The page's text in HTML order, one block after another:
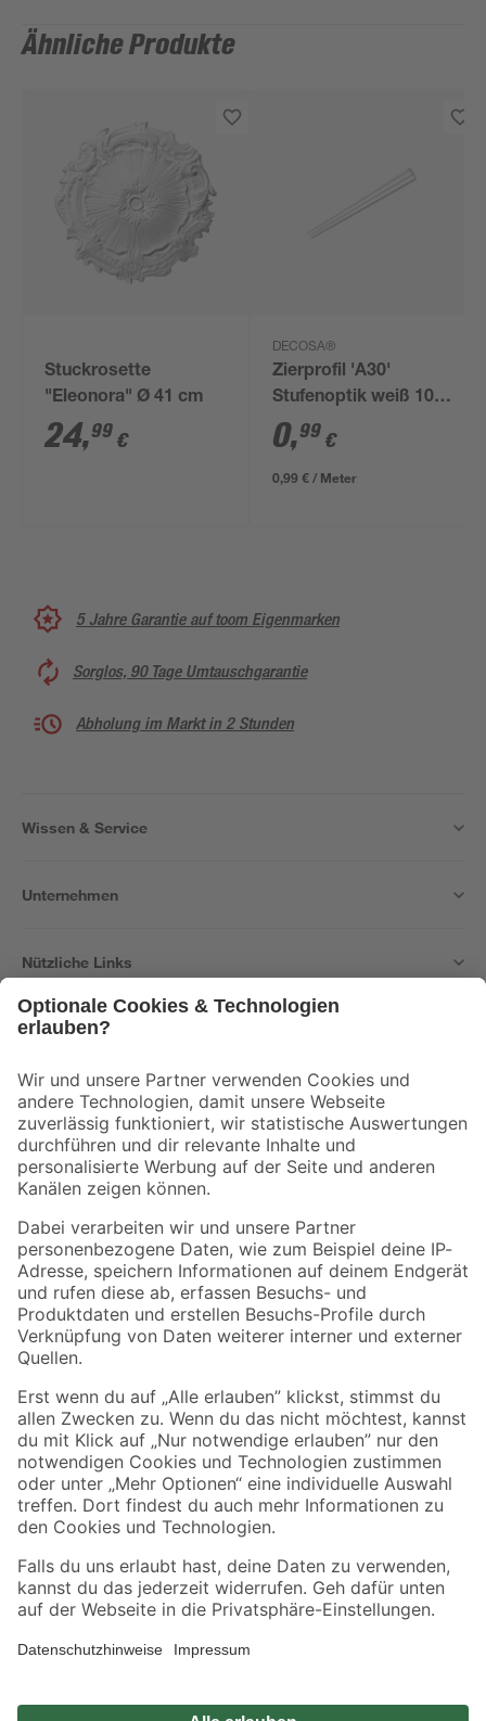
Ähnliche Produkte
Stuckrosette
"Eleonora" Ø 41 cm
24,99 €
DECOSA®
Zierprofil 'A30'
Stufenoptik weiß 100
x 2 x 3 cm
0,99 €
0,99 € / Meter
5 Jahre Garantie auf toom Eigenmarken
Sorglos, 90 Tage Umtauschgarantie
Abholung im Markt in 2 Stunden
Wissen & Service
Unternehmen
Nützliche Links
Der toom Newsletter: Keine Angebote und Aktionen mehr verpassen!
Zur Newsletter Anmeldung
Folge uns
Zahlungsarten Versandarten
Sicher einkaufen
Jetzt die toom-App herunterladen
Alle Preisangaben in EUR inkl. gesetzl. MwSt.. Die dargestellten Angebote sind unter
Umständen nicht in allen Märkten verfügbar. Die angegebenen Verfügbarkeiten beziehen
Produkte nur solange der Vorrat reicht.
*Paketversand ab 59 € versandkostenfrei, gilt nicht für Artikel mit Speditionsversand, hier